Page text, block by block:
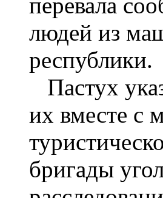
людей из
республики.
Пастух
их вместе с
бригады